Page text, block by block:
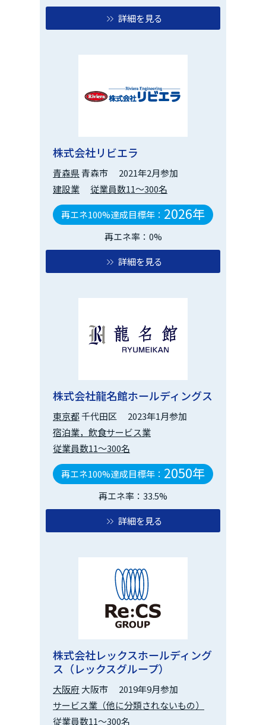
詳細を見る
株式会社リビエラ
青森県青森市
2021年2月参加
建設業
従業員数11～300名
再エネ100%達成目標年： 2026年
再エネ率：0%
詳細を見る
株式会社龍名館ホールディングス
東京都千代田区
2023年1月参加
宿泊業，飲食サービス業
従業員数11～300名
再エネ100%達成目標年： 2050年
再エネ率：33.5%
詳細を見る
株式会社レックスホールディング
ス（レックスグループ）
大阪府 大阪市
2019年9月参加
サービス業（他に分類されないもの）
従業員数11～300名